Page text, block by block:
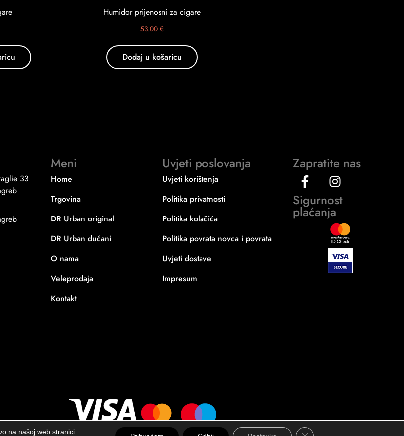
Humidor prijenosni za cigare
53.00 €
Dodaj u košaricu
33
Meni
Home
Trgovina
DR Urban original
DR Urban dućani
O nama
Veleprodaja
Kontakt
Uvjeti poslovanja
Uvjeti korištenja
Politika privatnosti
Politika kolačića
Politika povrata novca i povrata
Uvjeti dostave
Impresum
Zapratite nas
Sigurnost
plaćanja
na našoj web stranici. Close GDPR Cookie Banner